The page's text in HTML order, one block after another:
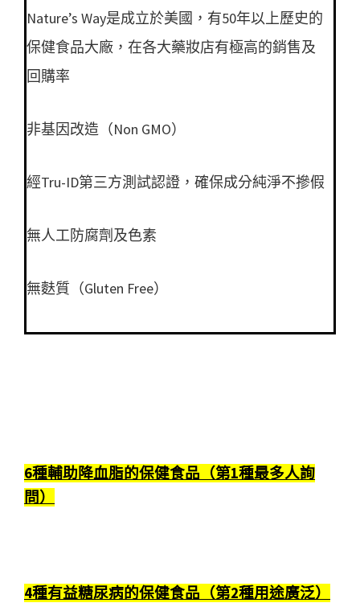
Nature’s Way是成立於美國，有50年以上歷史的
保健食品大廠，在各大藥妝店有極高的銷售及
回購率
非基因改造（Non GMO）
經Tru-ID第三方測試認證，確保成分純淨不摻假
無人工防腐劑及色素
無麩質（Gluten Free）
6種輔助降血脂的保健食品（第1種最多人詢
問）
4種有益糖尿病的保健食品（第2種用途廣泛）